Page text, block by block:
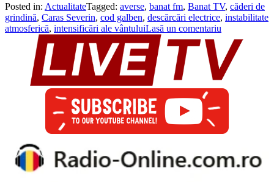
Posted in: ActualitateTagged: averse, banat fm, Banat TV, căderi de
grindină, Caras Severin, cod galben, descărcări electrice, instabilitate
atmosferică, intensificări ale vântuluiLasă un comentariu